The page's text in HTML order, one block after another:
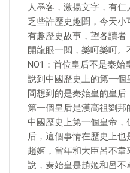
人墨客，激揚文字，有
乏些許歷史趣聞，今天
有趣歷史故事，望各讀者
開龍眼一閱，樂呵樂呵。
NO1：首位皇后不是秦始
說到中國歷史上的第一
間想到的是秦始皇的皇
第一個皇后是漢高祖劉
中國歷史上第一個皇帝，
后，這個事情在歷史上
趙姬，當年和大臣呂不
說，秦始皇是趙姬和呂